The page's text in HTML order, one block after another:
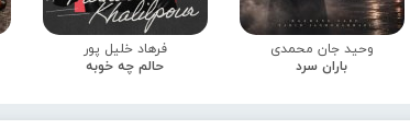
وحید جان محمدی
باران سرد
فرهاد خلیل پور
حالم چه خوبه